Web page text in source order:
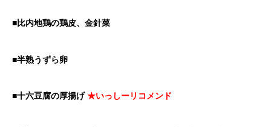
■比内地鶏の鶏皮、金針菜
■半熟うずら卵
■十六豆腐の厚揚げ ★いっしーリコメンド